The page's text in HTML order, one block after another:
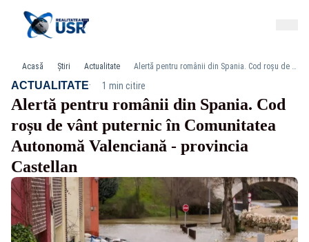
Acasă Știri Actualitate Alertă pentru românii din Spania. Cod roșu de vânt puternic în Comunitatea Autonomă Valenciană - provincia Castellan
ACTUALITATE· 1 min citire
Alertă pentru românii din Spania. Cod
roșu de vânt puternic în Comunitatea
Autonomă Valenciană - provincia
Castellan